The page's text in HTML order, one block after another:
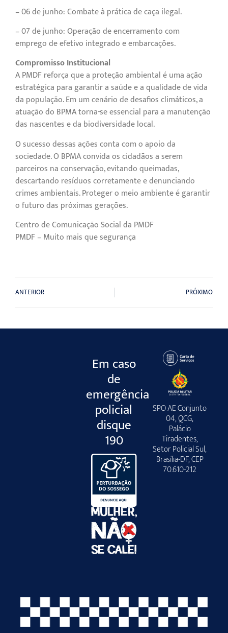
– 06 de junho: Combate à prática de caça ilegal.
– 07 de junho: Operação de encerramento com
emprego de efetivo integrado e embarcações.
Compromisso Institucional
A PMDF reforça que a proteção ambiental é uma ação
estratégica para garantir a saúde e a qualidade de vida
da população. Em um cenário de desafios climáticos, a
atuação do BPMA torna-se essencial para a manutenção
das nascentes e da biodiversidade local.
O sucesso dessas ações conta com o apoio da
sociedade. O BPMA convida os cidadãos a serem
parceiros na conservação, evitando queimadas,
descartando resíduos corretamente e denunciando
crimes ambientais. Proteger o meio ambiente é garantir
o futuro das próximas gerações.
Centro de Comunicação Social da PMDF
PMDF – Muito mais que segurança
ANTERIOR PRÓXIMO
Em caso
de
emergência
policial
disque
190
SPO AE Conjunto
04, QCG,
Palácio
Tiradentes,
Setor Policial Sul,
Brasília-DF, CEP
70.610-212